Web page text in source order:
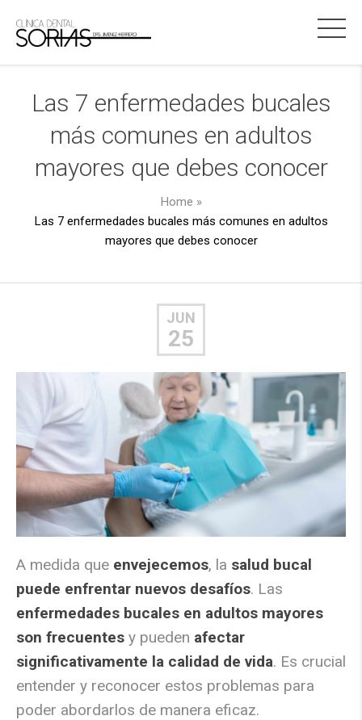
Las 7 enfermedades bucales
más comunes en adultos
mayores que debes conocer
Home »
Las 7 enfermedades bucales más comunes en adultos
mayores que debes conocer
JUN
25
A medida que envejecemos, la salud bucal
puede enfrentar nuevos desafíos. Las
enfermedades bucales en adultos mayores
son frecuentes y pueden afectar
significativamente la calidad de vida. Es crucial
entender y reconocer estos problemas para
poder abordarlos de manera eficaz.